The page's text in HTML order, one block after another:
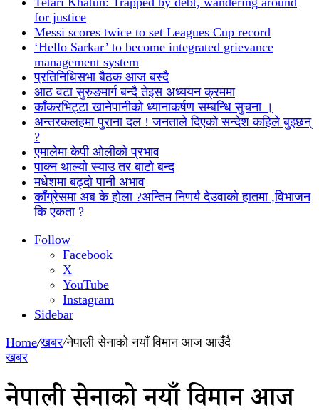
for justice
Messi scores twice to set Leagues Cup record
‘Hello Sarkar’ to become integrated grievance
management system
प्रतिनिधिसभा बैठक आज बस्दै
आठ वटा सुरुङमार्ग बन्दै तेइस अध्ययन क्रममा
काँकरभिट्टा खानेपानीको ध्यानाकर्षण सम्बन्धि सुचना ।
अन्तरकलहमा पुराना दल ! जनताले दिएको सन्देश कहिले बुझ्छन्
?
एमालेमा केपी ओलीको प्रभाव
पाक्न थाल्यो स्याउ तर बाटो बन्द
मधेशमा बढ्दो पानी अभाव
काँग्रेसमा अब के होला ?अन्तिम निणर्य देउवाको हातमा ,विभाजन
कि एकता ?
Follow
Facebook
X
YouTube
Instagram
Sidebar
Home/खबर/नेपाली सेनाको नयाँ विमान आज आउँदै
खबर